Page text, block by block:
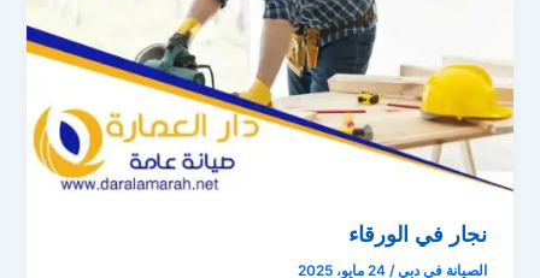
نجار في الورقاء
الصيانة في دبي/24 مايو، 2025